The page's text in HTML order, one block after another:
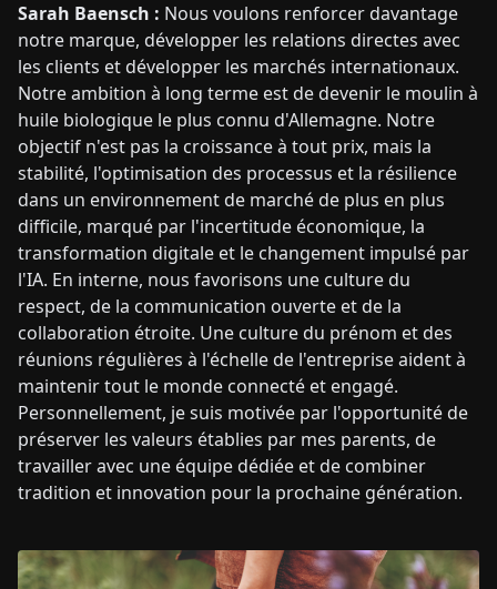
Sarah Baensch : Nous voulons renforcer davantage
notre marque, développer les relations directes avec
les clients et développer les marchés internationaux.
Notre ambition à long terme est de devenir le moulin à
huile biologique le plus connu d'Allemagne. Notre
objectif n'est pas la croissance à tout prix, mais la
stabilité, l'optimisation des processus et la résilience
dans un environnement de marché de plus en plus
difficile, marqué par l'incertitude économique, la
transformation digitale et le changement impulsé par
l'IA. En interne, nous favorisons une culture du
respect, de la communication ouverte et de la
collaboration étroite. Une culture du prénom et des
réunions régulières à l'échelle de l'entreprise aident à
maintenir tout le monde connecté et engagé.
Personnellement, je suis motivée par l'opportunité de
préserver les valeurs établies par mes parents, de
travailler avec une équipe dédiée et de combiner
tradition et innovation pour la prochaine génération.